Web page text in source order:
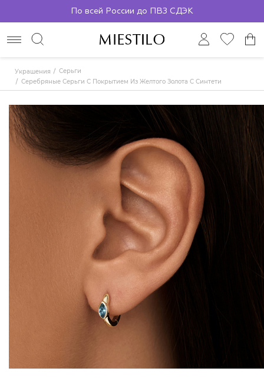
По всей России до ПВЗ СДЭК
Украшения
Серьги
Серебряные Серьги С Покрытием Из Желтого Золота С Синтетической